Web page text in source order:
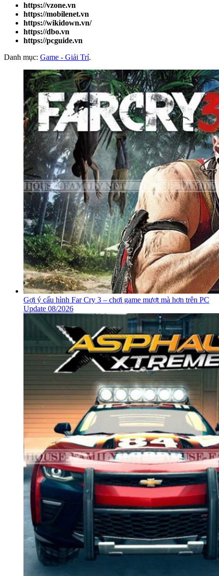
https://vzone.vn
https://mobilenet.vn
https://wikidown.vn/
https://dbo.vn
https://pcguide.vn
Danh mục: Game - Giải Trí.
Gợi ý cấu hình Far Cry 3 – chơi game mượt mà hơn trên PC
Update 08/2026